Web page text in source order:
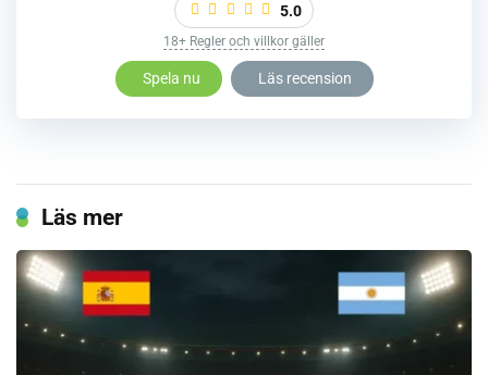
5.0
18+ Regler och villkor gäller
Spela nu Läs recension
Läs mer